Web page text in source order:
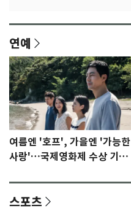
연예
여름엔 '호프', 가을엔 '가능한
사랑'…국제영화제 수상 기대
스포츠